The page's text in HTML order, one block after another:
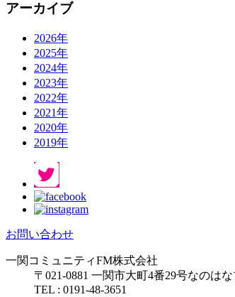
アーカイブ
2026年
2025年
2024年
2023年
2022年
2021年
2020年
2019年
お問い合わせ
一関コミュニティFM株式会社
〒021-0881 一関市大町4番29号なのは
TEL : 0191-48-3651